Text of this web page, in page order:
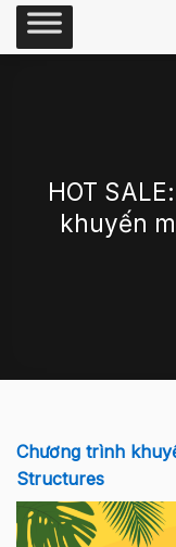
Skip
HOT
khuyến
Chương trình
Structures